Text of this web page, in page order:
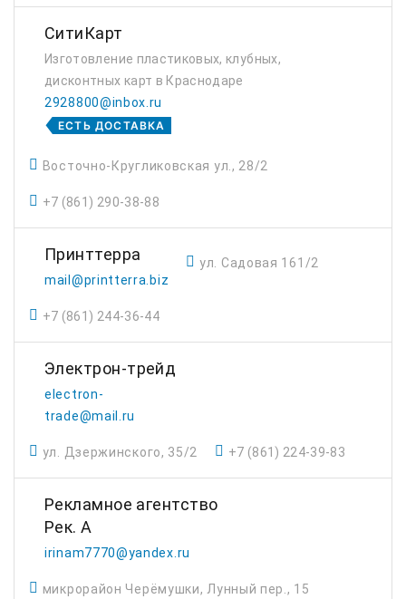
СитиКарт
Изготовление пластиковых, клубных,
дисконтных карт в Краснодаре
2928800@inbox.ru
ЕСТЬ ДОСТАВКА
Восточно-Кругликовская ул., 28/2
+7 (861) 290-38-88
Принттерра
mail@printterra.biz
ул. Садовая 161/2
+7 (861) 244-36-44
Электрон-трейд
electron-
trade@mail.ru
ул. Дзержинского, 35/2 +7 (861) 224-39-83
Рекламное агентство
Рек. А
irinam7770@yandex.ru
микрорайон Черёмушки, Лунный пер., 15